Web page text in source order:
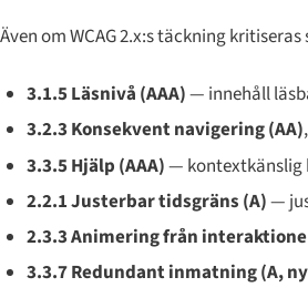
Även om WCAG 2.x:s täckning
3.1.5 Läsnivå (AAA)— innehåll
3.2.3 Konsekvent navigering (AA),
3.3.5 Hjälp (AAA)— kontextkänslig
2.2.1 Justerbar tidsgräns (A)—
2.3.3 Animering från
3.3.7 Redundant inmatning (A,